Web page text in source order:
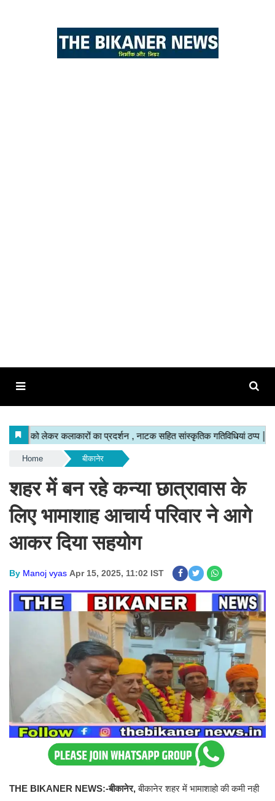
Home बीकानेर
शहर में बन रहे कन्या छात्रावास के
लिए भामाशाह आचार्य परिवार ने आगे
आकर दिया सहयोग
By Manoj vyas Apr 15, 2025, 11:02 IST
THE BIKANER NEWS:-बीकानेर,बीकानेर शहर में भामाशाहो की कमी नही